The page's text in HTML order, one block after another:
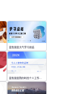
蓝色渐变大气学习总结